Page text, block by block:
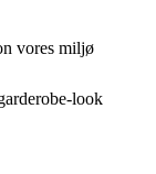
vores miljø
look